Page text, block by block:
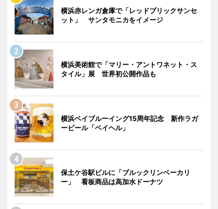
横浜赤レンガ倉庫で「レッドブリックサンセ
ット」 サンタモニカをイメージ
横浜美術館で「マリー・アントワネット・ス
タイル」展 世界初公開作品も
横浜ベイブルーイング15周年記念 新作ラガ
ービール「ベイヘル」
保土ケ谷駅ビルに「ブルックリンベーカリ
ー」 看板商品は高加水ドーナツ